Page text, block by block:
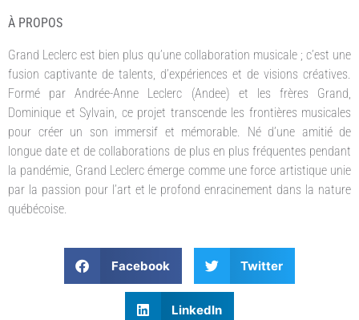
À PROPOS
Grand Leclerc est bien plus qu’une collaboration musicale ; c’est une
fusion captivante de talents, d’expériences et de visions créatives.
Formé par Andrée-Anne Leclerc (Andee) et les frères Grand,
Dominique et Sylvain, ce projet transcende les frontières musicales
pour créer un son immersif et mémorable. Né d’une amitié de
longue date et de collaborations de plus en plus fréquentes pendant
la pandémie, Grand Leclerc émerge comme une force artistique unie
par la passion pour l’art et le profond enracinement dans la nature
québécoise.
Facebook Twitter
LinkedIn